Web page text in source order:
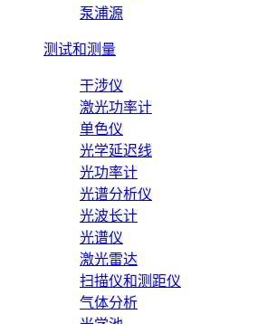
泵浦源
测试和测量
干涉仪
激光功率计
单色仪
光学延迟线
光功率计
光谱分析仪
光波长计
光谱仪
激光雷达
扫描仪和测距仪
气体分析